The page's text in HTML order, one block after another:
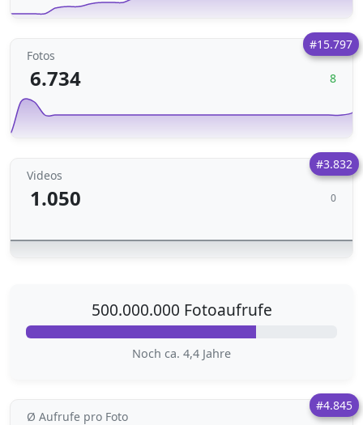
#15.797
Fotos
6.734 8
#3.832
Videos
1.050 0
500.000.000 Fotoaufrufe
Noch ca. 4,4 Jahre
#4.845
Ø Aufrufe pro Foto